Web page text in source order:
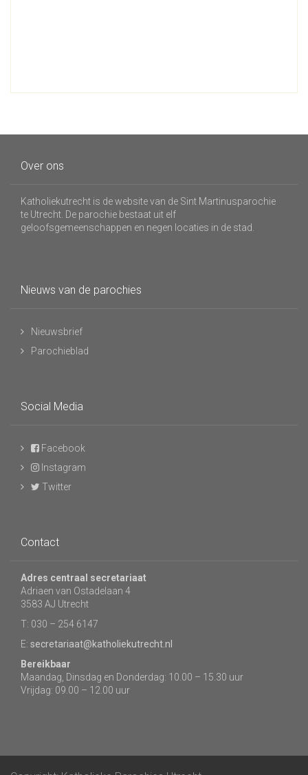
Over ons
Katholiekutrecht is de website van de Sint Martinusparochie
te Utrecht. De parochie bestaat uit elf
geloofsgemeenschappen en negen locaties in de stad.
Nieuws van de parochies
Nieuwsbrief
Parochieblad
Social Media
Facebook
Instagram
Twitter
Contact
Adres centraal secretariaat
Adriaen van Ostadelaan 4
3583 AJ Utrecht
T: 030 – 254 6147
E: secretariaat@katholiekutrecht.nl
Bereikbaar
Maandag, Dinsdag en Donderdag: 10.00 – 15.30 uur
Vrijdag: 09.00 – 12.00 uur